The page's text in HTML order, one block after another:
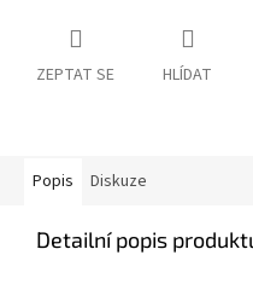
ZEPTAT SE HLÍDAT
Popis Diskuze
Detailní popis